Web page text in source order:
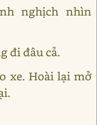
nghịch nhìn
đi đâu cả.
xe. Hoài lại mở